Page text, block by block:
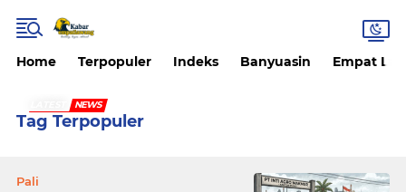
Home Terpopuler Indeks Banyuasin Empat
NEWS
Tag Terpopuler
Pali